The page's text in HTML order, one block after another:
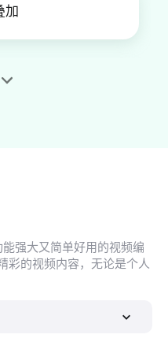
加
器
强大又简单好用的视频编
彩的视频内容，无论是个人